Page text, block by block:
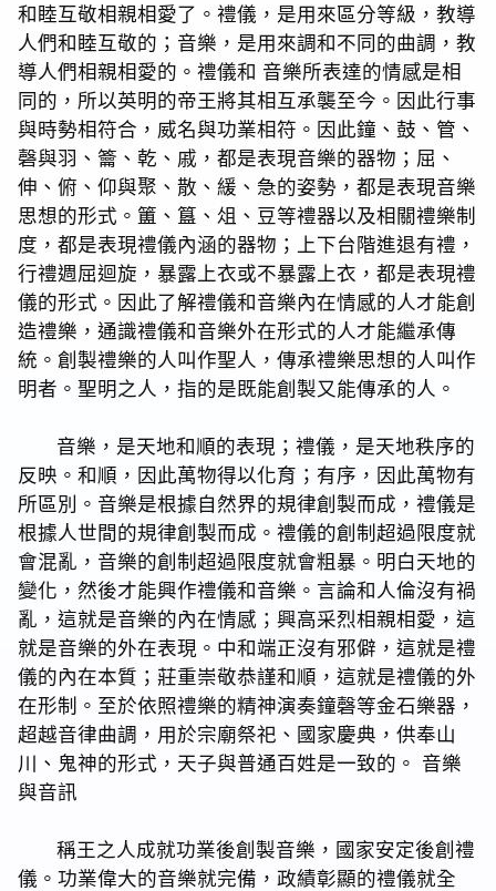
和睦互敬相親相愛了。禮儀，是用來區分等級，教導
人們和睦互敬的；音樂，是用來調和不同的曲調，教
導人們相親相愛的。禮儀和 音樂所表達的情感是相
同的，所以英明的帝王將其相互承襲至今。因此行事
與時勢相符合，威名與功業相符。因此鐘、鼓、管、
磬與羽、籥、乾、戚，都是表現音樂的器物；屈、
伸、俯、仰與聚、散、緩、急的姿勢，都是表現音樂
思想的形式。簠、簋、俎、豆等禮器以及相關禮樂制
度，都是表現禮儀內涵的器物；上下台階進退有禮，
行禮週屈迴旋，暴露上衣或不暴露上衣，都是表現禮
儀的形式。因此了解禮儀和音樂內在情感的人才能創
造禮樂，通識禮儀和音樂外在形式的人才能繼承傳
統。創製禮樂的人叫作聖人，傳承禮樂思想的人叫作
明者。聖明之人，指的是既能創製又能傳承的人。
音樂，是天地和順的表現；禮儀，是天地秩序的
反映。和順，因此萬物得以化育；有序，因此萬物有
所區別。音樂是根據自然界的規律創製而成，禮儀是
根據人世間的規律創製而成。禮儀的創制超過限度就
會混亂，音樂的創制超過限度就會粗暴。明白天地的
變化，然後才能興作禮儀和音樂。言論和人倫沒有禍
亂，這就是音樂的內在情感；興高采烈相親相愛，這
就是音樂的外在表現。中和端正沒有邪僻，這就是禮
儀的內在本質；莊重崇敬恭謹和順，這就是禮儀的外
在形制。至於依照禮樂的精神演奏鐘磬等金石樂器，
超越音律曲調，用於宗廟祭祀、國家慶典，供奉山
川、鬼神的形式，天子與普通百姓是一致的。 音樂
與音訊
稱王之人成就功業後創製音樂，國家安定後創禮
儀。功業偉大的音樂就完備，政績彰顯的禮儀就全